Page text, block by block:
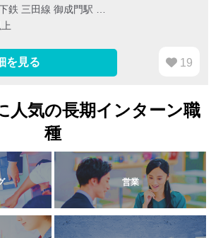
鉄 三田線 御成門駅 …
を見る 19
人気の長期インターン職
種
営業